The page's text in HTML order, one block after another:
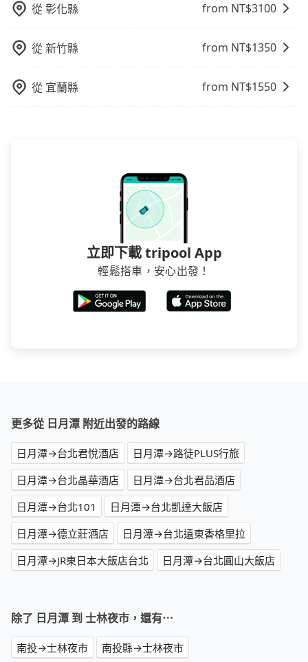
從彰化縣 from NT$3100
從新竹縣 from NT$1350
從 宜蘭縣 from NT$1550
立即下載 tripool App
輕鬆搭車，安心出發！
更多從 日月潭 附近出發的路線
日月潭→台北君悅酒店
日月潭→路徒PLUS行旅
日月潭→台北晶華酒店
日月潭→台北君品酒店
日月潭→台北101
日月潭→台北凱達大飯店
日月潭→德立莊酒店
日月潭→台北遠東香格里拉
日月潭→JR東日本大飯店台北
日月潭→台北圓山大飯店
除了 日月潭 到 士林夜市，還有⋯
南投→士林夜市
南投縣→士林夜市